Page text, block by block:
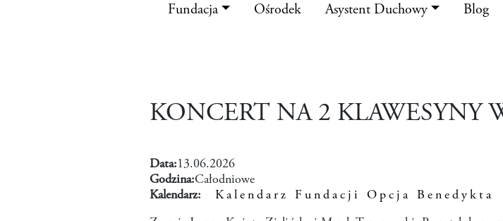
Fundacja Ośrodek Asystent Duchowy Blog
KONCERT NA 2 KLAWESYNY
Data:13.06.2026
Godzina:Całodniowe
Kalendarz:
Kalendarz Fundacji Opcja Benedykta